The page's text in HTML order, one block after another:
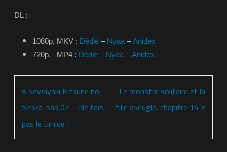
DL :
1080p, MKV : Dédié – Nyaa –Anidex
720p, MP4 : Dédié – Nyaa –Anidex
Navigation
de
l’article
Sewayaki Kitsune no
Senko-san 02 – Ne fais
pas le timide !
Le monstre solitaire et la
fille aveugle, chapitre 14